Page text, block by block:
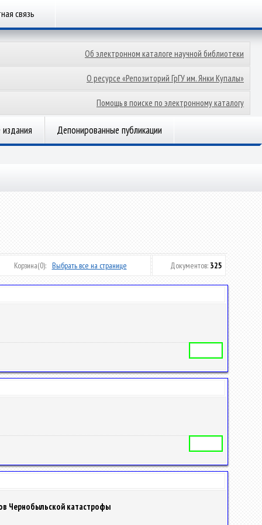
связь
Об электронном каталоге научной библиотеки
О ресурсе «Репозиторий ГрГУ им. Янки Купалы»
Помощь в поиске по электронному каталогу
Депонированные публикации
Корзина(0): Выбрать все на странице Документов: 325
Чернобыльской катастрофы